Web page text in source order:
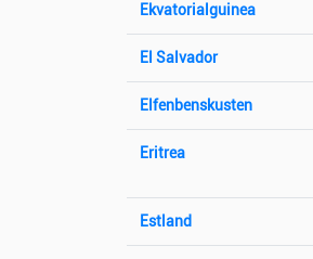
Ekvatorialguinea
El Salvador
Elfenbenskusten
Eritrea
Estland